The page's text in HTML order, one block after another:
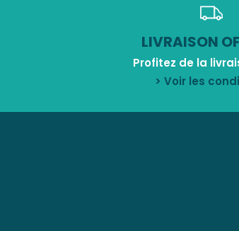
LIVRAISON
Profitez de la
> Voir les